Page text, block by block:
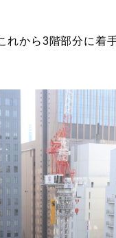
から3階部分に着